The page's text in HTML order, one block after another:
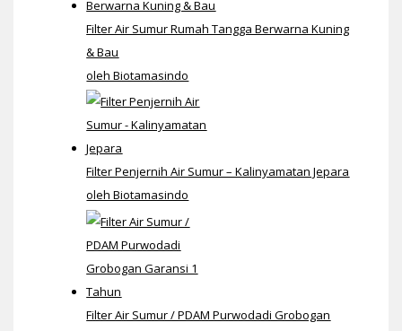
Filter Air Sumur Rumah Tangga Berwarna Kuning
& Bau
oleh Biotamasindo
Filter Penjernih Air Sumur – Kalinyamatan Jepara
oleh Biotamasindo
Filter Air Sumur / PDAM Purwodadi Grobogan